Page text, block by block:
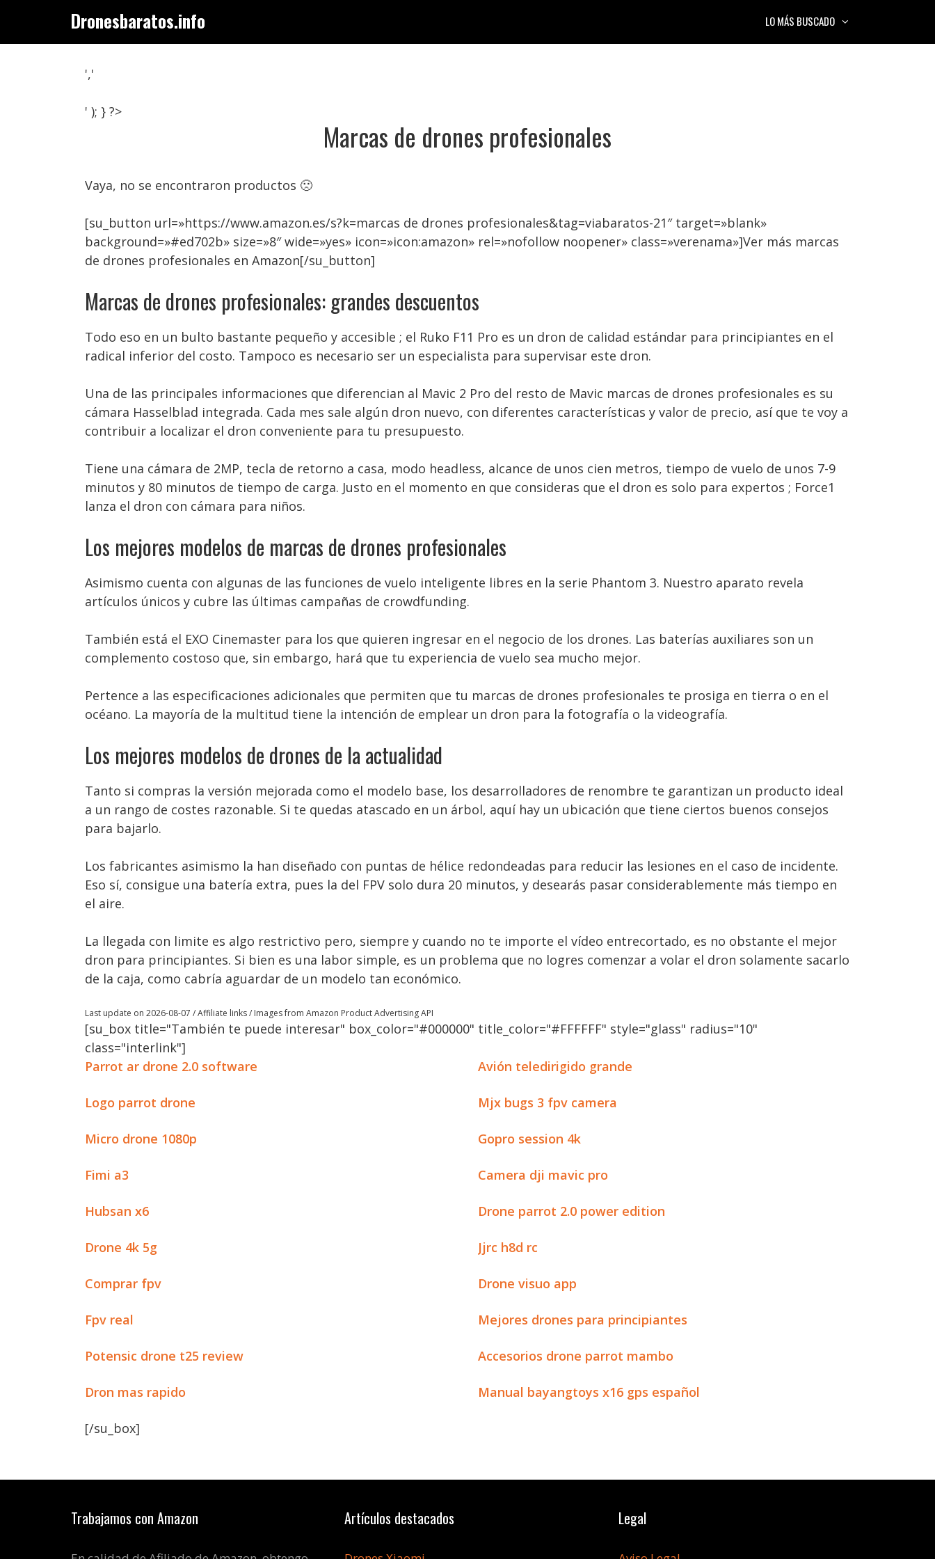
contenido
Dronesbaratos.info LO MÁS BUSCADO
','
' ); } ?>
Marcas de drones profesionales
Vaya, no se encontraron productos 🙁
[su_button url=»https://www.amazon.es/s?k=marcas de drones profesionales&tag=viabaratos-21″ target=»blank»
background=»#ed702b» size=»8″ wide=»yes» icon=»icon:amazon» rel=»nofollow noopener» class=»verenama»]Ver más marcas
de drones profesionales en Amazon[/su_button]
Marcas de drones profesionales: grandes descuentos
Todo eso en un bulto bastante pequeño y accesible ; el Ruko F11 Pro es un dron de calidad estándar para principiantes en el
radical inferior del costo. Tampoco es necesario ser un especialista para supervisar este dron.
Una de las principales informaciones que diferencian al Mavic 2 Pro del resto de Mavic marcas de drones profesionales es su
cámara Hasselblad integrada. Cada mes sale algún dron nuevo, con diferentes características y valor de precio, así que te voy a
contribuir a localizar el dron conveniente para tu presupuesto.
Tiene una cámara de 2MP, tecla de retorno a casa, modo headless, alcance de unos cien metros, tiempo de vuelo de unos 7-9
minutos y 80 minutos de tiempo de carga. Justo en el momento en que consideras que el dron es solo para expertos ; Force1
lanza el dron con cámara para niños.
Los mejores modelos de marcas de drones profesionales
Asimismo cuenta con algunas de las funciones de vuelo inteligente libres en la serie Phantom 3. Nuestro aparato revela
artículos únicos y cubre las últimas campañas de crowdfunding.
También está el EXO Cinemaster para los que quieren ingresar en el negocio de los drones. Las baterías auxiliares son un
complemento costoso que, sin embargo, hará que tu experiencia de vuelo sea mucho mejor.
Pertence a las especificaciones adicionales que permiten que tu marcas de drones profesionales te prosiga en tierra o en el
océano. La mayoría de la multitud tiene la intención de emplear un dron para la fotografía o la videografía.
Los mejores modelos de drones de la actualidad
Tanto si compras la versión mejorada como el modelo base, los desarrolladores de renombre te garantizan un producto ideal
a un rango de costes razonable. Si te quedas atascado en un árbol, aquí hay un ubicación que tiene ciertos buenos consejos
para bajarlo.
Los fabricantes asimismo la han diseñado con puntas de hélice redondeadas para reducir las lesiones en el caso de incidente.
Eso sí, consigue una batería extra, pues la del FPV solo dura 20 minutos, y desearás pasar considerablemente más tiempo en
el aire.
La llegada con limite es algo restrictivo pero, siempre y cuando no te importe el vídeo entrecortado, es no obstante el mejor
dron para principiantes. Si bien es una labor simple, es un problema que no logres comenzar a volar el dron solamente sacarlo
de la caja, como cabría aguardar de un modelo tan económico.
Last update on 2026-08-07 / Affiliate links / Images from Amazon Product Advertising API
[su_box title="También te puede interesar" box_color="#000000" title_color="#FFFFFF" style="glass" radius="10"
class="interlink"]
Parrot ar drone 2.0 software
Avión teledirigido grande
Logo parrot drone Mjx bugs 3 fpv camera
Micro drone 1080p Gopro session 4k
Fimi a3 Camera dji mavic pro
Hubsan x6 Drone parrot 2.0 power edition
Drone 4k 5g Jjrc h8d rc
Comprar fpv Drone visuo app
Fpv real Mejores drones para principiantes
Potensic drone t25 review Accesorios drone parrot mambo
Dron mas rapido Manual bayangtoys x16 gps español
[/su_box]
Trabajamos con Amazon Artículos destacados Legal